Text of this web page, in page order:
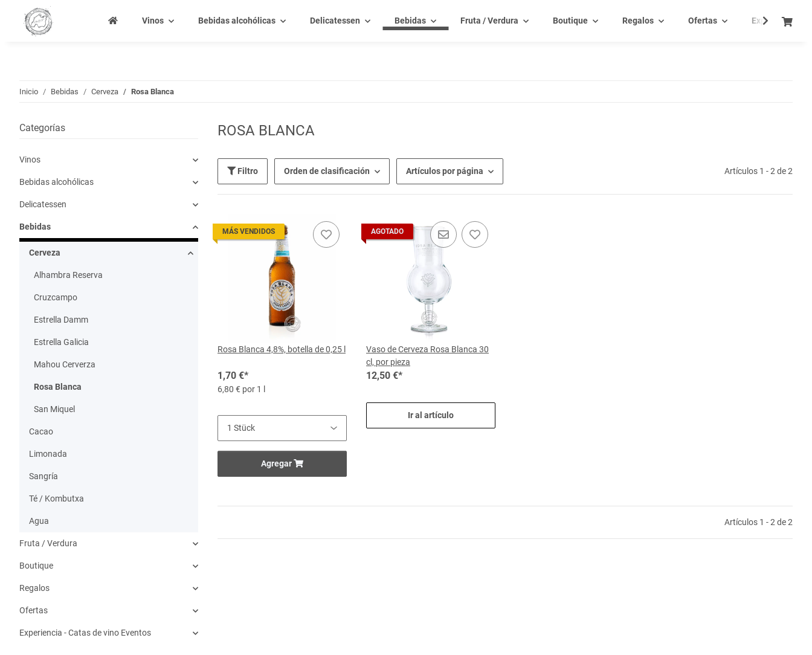
Vinos Bebidas alcohólicas Delicatessen Bebidas Fruta / Verdura Boutique Regalos Ofertas Experiencia -
Inicio Bebidas Cerveza Rosa Blanca
ROSA BLANCA
Filtro Orden de clasificación Artículos por página Artículos 1 - 2 de 2
MÁS VENDIDOS
Rosa Blanca 4,8%, botella de 0,25 l
1,70 €*
6,80 € por 1 l
Agregar
AGOTADO
Vaso de Cerveza Rosa Blanca 30
cl, por pieza
12,50 €*
Ir al artículo
Artículos 1 - 2 de 2
Categorías
Vinos
Bebidas alcohólicas
Delicatessen
Bebidas
Cerveza
Alhambra Reserva
Cruzcampo
Estrella Damm
Estrella Galicia
Mahou Cerverza
Rosa Blanca
San Miquel
Cacao
Limonada
Sangría
Té / Kombutxa
Agua
Fruta / Verdura
Boutique
Regalos
Ofertas
Experiencia - Catas de vino Eventos